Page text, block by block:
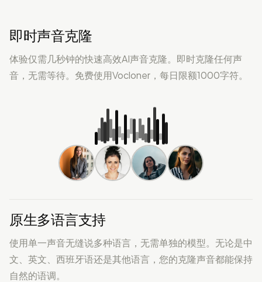
即时声音克隆
体验仅需几秒钟的快速高效AI声音克隆。即时克隆任何声
音，无需等待。免费使用Vocloner，每日限额1000字符。
原生多语言支持
使用单一声音无缝说多种语言，无需单独的模型。无论是中
文、英文、西班牙语还是其他语言，您的克隆声音都能保持
自然的语调。